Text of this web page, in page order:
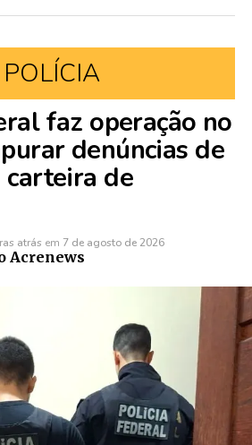
POLÍCIA
faz operação no
denúncias de
de
atrás em 7 de agosto de 2026
Acrenews